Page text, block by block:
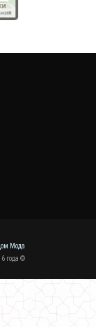
Мода
года ©